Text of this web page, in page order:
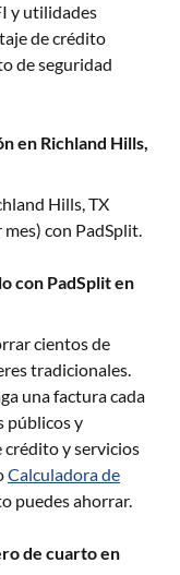
y utilidades
de crédito
de seguridad
en Richland Hills,
Hills, TX
mes) con PadSplit.
con PadSplit en
cientos de
tradicionales.
una factura cada
públicos y
y servicios
Calculadora de
puedes ahorrar.
de cuarto en